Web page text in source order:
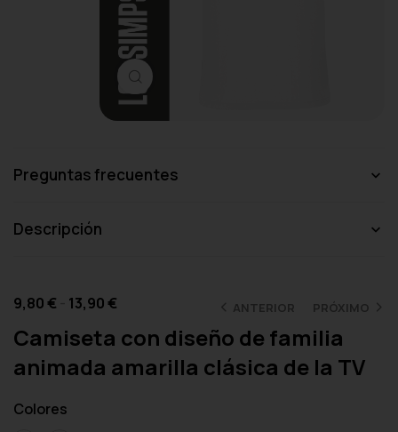
Preguntas frecuentes
Descripción
ANTERIOR PRÓXIMO
9,80€ 13,90€
Camiseta con diseño de familia
animada amarilla clásica de la TV
Colores